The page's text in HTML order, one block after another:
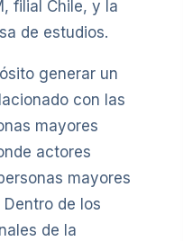
filial Chile, y la
de estudios.
generar un
con las
mayores
actores
mayores
de los
de la